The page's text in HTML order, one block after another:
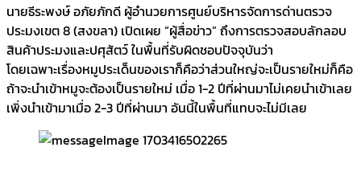
นายธีระพงษ์ อภัยภักดี ผู้อำนวยการศูนย์บริหารจัดการด่านตรวจ
ประมงเขต 8 (สงขลา) เปิดเผย “ผู้สื่อข่าว” ถึงการตรวจสอบลักลอบ
สินค้าประมงและปศุสัตว์ ในพื้นที่รับผิดชอบปัจจุบันว่า
โดยเฉพาะเรื่องหมูประเด็นของเราก็คือว่าส่วนใหญ่จะเป็นรายใหม่ก็คือ
ถ้าจะนำเข้าหมูจะต้องเป็นรายใหม่ เมื่อ 1-2 ปีที่ผ่านมาไม่เคยนำเข้าเลย
เพิ่งนำเข้ามาเมื่อ 2-3 ปีที่ผ่านมา อันนี้ในพื้นที่แทบจะไม่มีเลย